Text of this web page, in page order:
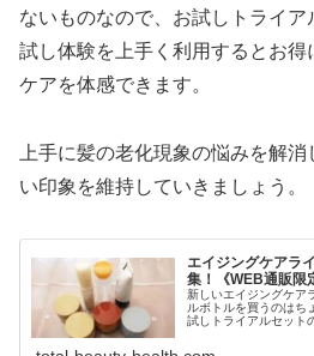
ないものなので、お試しトライ
試し体験を上手く利用するとお
ケアを体感できます。
上手に髪の老化現象の悩みを解
い印象を維持していきましょう。
エイジングケアラ
集！《WEB通販限
新しいエイジングケア
ルボトルを買うのはち
試しトライアルセット